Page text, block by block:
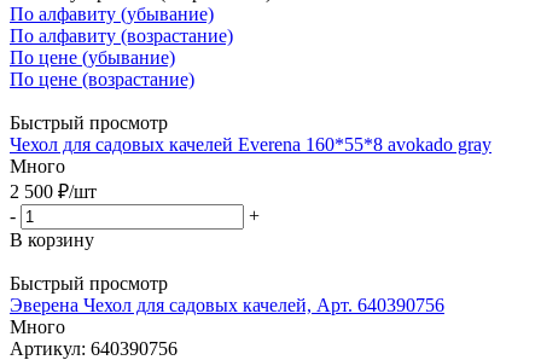
По алфавиту (убывание)
По алфавиту (возрастание)
По цене (убывание)
По цене (возрастание)
Быстрый просмотр
Чехол для садовых качелей Everena 160*55*8 avokado gray
Много
2 500 ₽/шт
-
+
В корзину
Быстрый просмотр
Эверена Чехол для садовых качелей, Арт. 640390756
Много
Артикул: 640390756